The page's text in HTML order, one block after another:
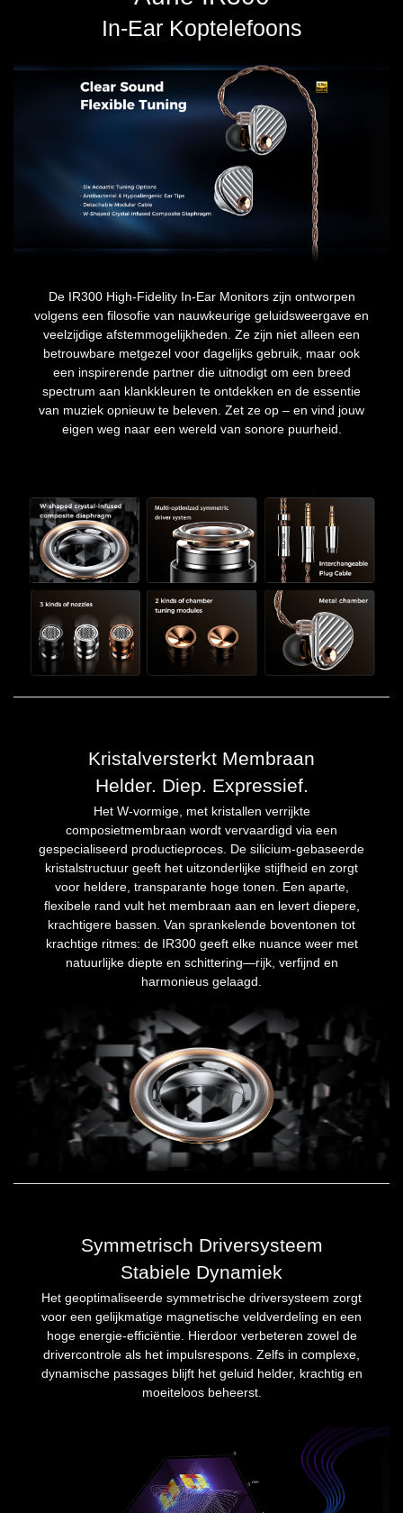
In-Ear Koptelefoons
De IR300 High-Fidelity In-Ear Monitors zijn ontworpen
volgens een filosofie van nauwkeurige geluidsweergave en
veelzijdige afstemmogelijkheden. Ze zijn niet alleen een
betrouwbare metgezel voor dagelijks gebruik, maar ook
een inspirerende partner die uitnodigt om een breed
spectrum aan klankkleuren te ontdekken en de essentie
van muziek opnieuw te beleven. Zet ze op – en vind jouw
eigen weg naar een wereld van sonore puurheid.
Kristalversterkt Membraan
Helder. Diep. Expressief.
Het W-vormige, met kristallen verrijkte
composietmembraan wordt vervaardigd via een
gespecialiseerd productieproces. De silicium-gebaseerde
kristalstructuur geeft het uitzonderlijke stijfheid en zorgt
voor heldere, transparante hoge tonen. Een aparte,
flexibele rand vult het membraan aan en levert diepere,
krachtigere bassen. Van sprankelende boventonen tot
krachtige ritmes: de IR300 geeft elke nuance weer met
natuurlijke diepte en schittering—rijk, verfijnd en
harmonieus gelaagd.
Symmetrisch Driversysteem
Stabiele Dynamiek
Het geoptimaliseerde symmetrische driversysteem zorgt
voor een gelijkmatige magnetische veldverdeling en een
hoge energie-efficiëntie. Hierdoor verbeteren zowel de
drivercontrole als het impulsrespons. Zelfs in complexe,
dynamische passages blijft het geluid helder, krachtig en
moeiteloos beheerst.